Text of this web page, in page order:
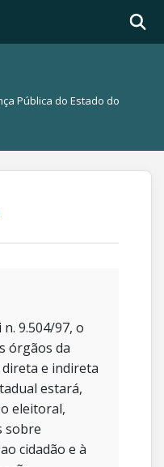
Pública do Estado do
9.504/97, o
órgãos da
e indireta
estará,
eleitoral,
sobre
cidadão e à